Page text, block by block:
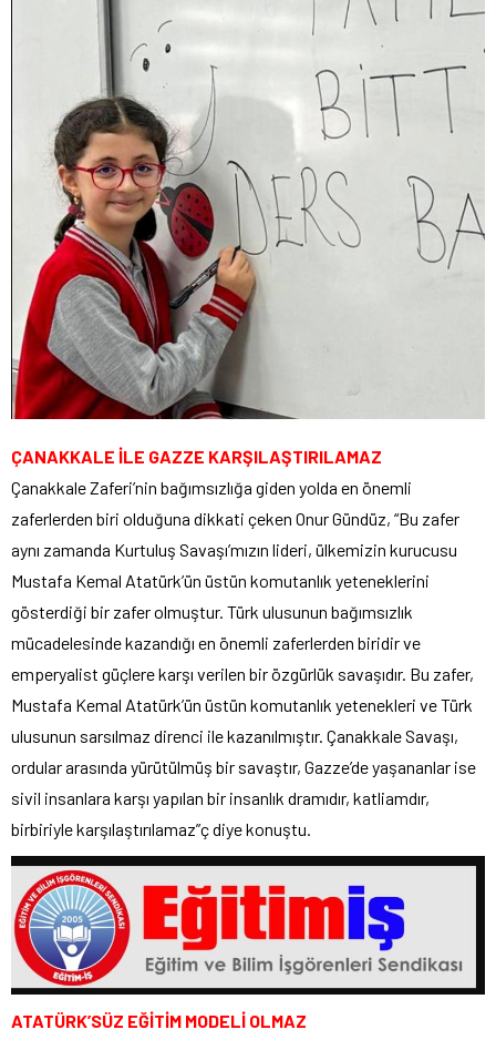
ÇANAKKALE İLE GAZZE KARŞILAŞTIRILAMAZ
Çanakkale Zaferi’nin bağımsızlığa giden yolda en önemli
zaferlerden biri olduğuna dikkati çeken Onur Gündüz, “Bu zafer
aynı zamanda Kurtuluş Savaşı’mızın lideri, ülkemizin kurucusu
Mustafa Kemal Atatürk’ün üstün komutanlık yeteneklerini
gösterdiği bir zafer olmuştur. Türk ulusunun bağımsızlık
mücadelesinde kazandığı en önemli zaferlerden biridir ve
emperyalist güçlere karşı verilen bir özgürlük savaşıdır. Bu zafer,
Mustafa Kemal Atatürk’ün üstün komutanlık yetenekleri ve Türk
ulusunun sarsılmaz direnci ile kazanılmıştır. Çanakkale Savaşı,
ordular arasında yürütülmüş bir savaştır, Gazze’de yaşananlar ise
sivil insanlara karşı yapılan bir insanlık dramıdır, katliamdır,
birbiriyle karşılaştırılamaz”ç diye konuştu.
ATATÜRK’SÜZ EĞİTİM MODELİ OLMAZ